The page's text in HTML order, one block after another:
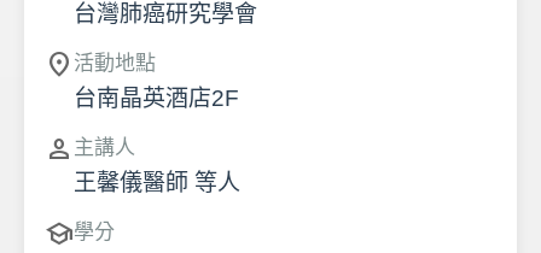
台灣肺癌研究學會
location_on 活動地點
台南晶英酒店2F
person 主講人
王馨儀醫師 等人
school學分